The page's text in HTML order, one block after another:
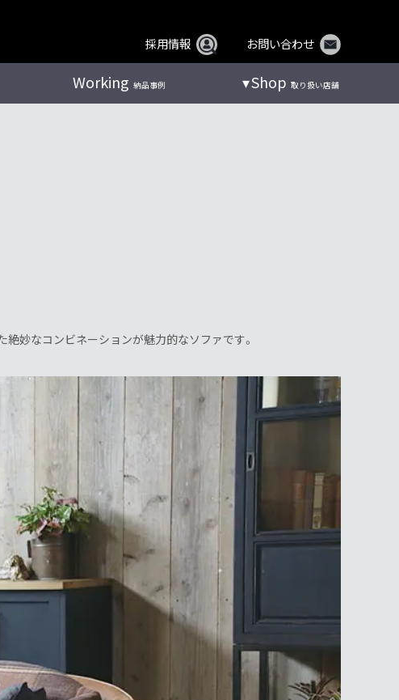
採用情報 お問い合わせ
Working 納品事例 Shop 取り扱い店舗
妙なコンビネーションが魅力的なソファです。